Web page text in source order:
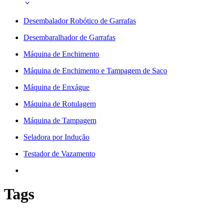
Desembalador Robótico de Garrafas
Desembaralhador de Garrafas
Máquina de Enchimento
Máquina de Enchimento e Tampagem de Saco
Máquina de Enxágue
Máquina de Rotulagem
Máquina de Tampagem
Seladora por Indução
Testador de Vazamento
Tags